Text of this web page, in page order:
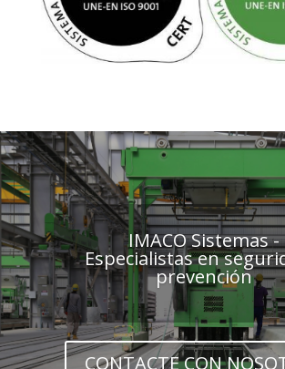
IMACO Sistemas -
Especialistas en
prevención
CONTACTE CON